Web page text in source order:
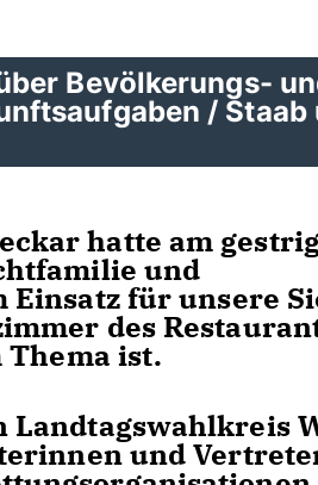
Bevölkerungs-
/ Staab
hatte am
und
für unsere
des
Thema ist.
Landtagswahlkreis
und